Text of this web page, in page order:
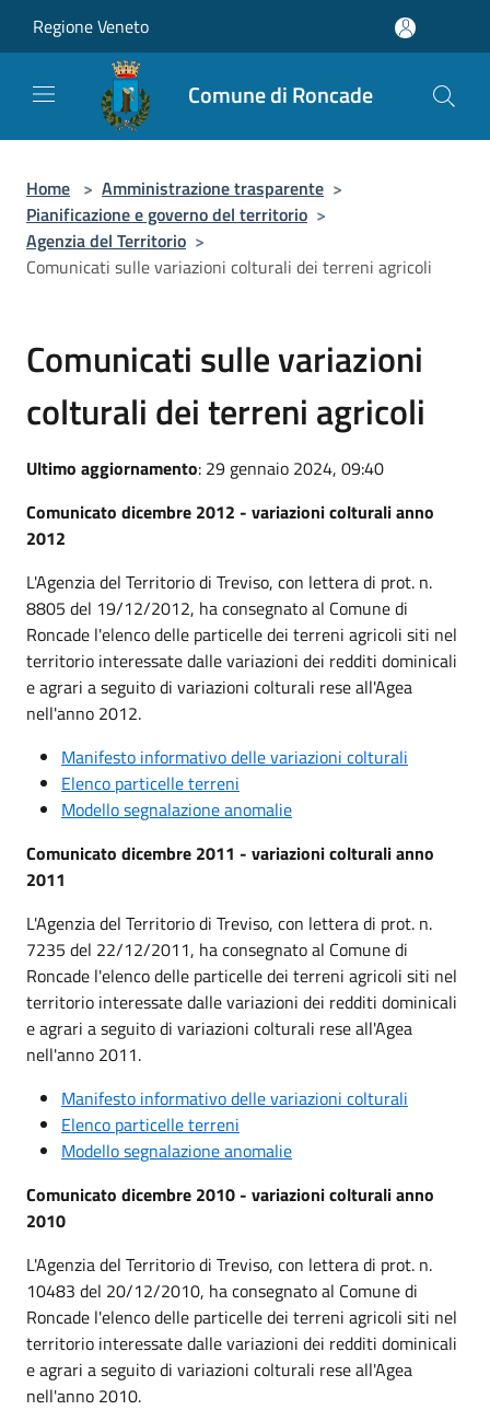
Regione Veneto
Comune di Roncade
Home > Amministrazione trasparente >
Pianificazione e governo del territorio >
Agenzia del Territorio >
Comunicati sulle variazioni colturali dei terreni agricoli
Comunicati sulle variazioni
colturali dei terreni agricoli
Ultimo aggiornamento: 29 gennaio 2024, 09:40
Comunicato dicembre 2012 - variazioni colturali anno
2012
L'Agenzia del Territorio di Treviso, con lettera di prot. n.
8805 del 19/12/2012, ha consegnato al Comune di
Roncade l'elenco delle particelle dei terreni agricoli siti nel
territorio interessate dalle variazioni dei redditi dominicali
e agrari a seguito di variazioni colturali rese all'Agea
nell'anno 2012.
Manifesto informativo delle variazioni colturali
Elenco particelle terreni
Modello segnalazione anomalie
Comunicato dicembre 2011 - variazioni colturali anno
2011
L'Agenzia del Territorio di Treviso, con lettera di prot. n.
7235 del 22/12/2011, ha consegnato al Comune di
Roncade l'elenco delle particelle dei terreni agricoli siti nel
territorio interessate dalle variazioni dei redditi dominicali
e agrari a seguito di variazioni colturali rese all'Agea
nell'anno 2011.
Manifesto informativo delle variazioni colturali
Elenco particelle terreni
Modello segnalazione anomalie
Comunicato dicembre 2010 - variazioni colturali anno
2010
L'Agenzia del Territorio di Treviso, con lettera di prot. n.
10483 del 20/12/2010, ha consegnato al Comune di
Roncade l'elenco delle particelle dei terreni agricoli siti nel
territorio interessate dalle variazioni dei redditi dominicali
e agrari a seguito di variazioni colturali rese all'Agea
nell'anno 2010.